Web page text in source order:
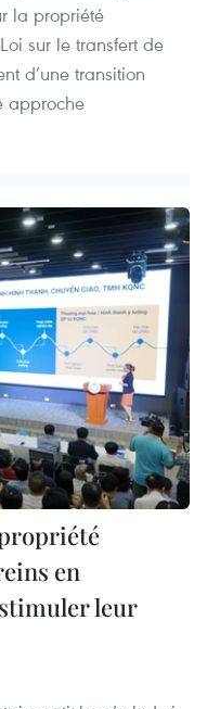
la propriété
sur le transfert de
d’une transition
approche
en
leur